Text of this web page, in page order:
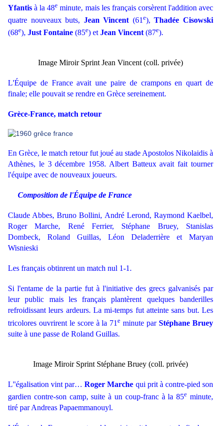
Yfantis à la 48e minute, mais les français corsèrent l'addition avec
quatre nouveaux buts, Jean Vincent (61 e),Thadée Cisowski
(68e), Just Fontaine (85e) etJean Vincent(87e).
Image Miroir Sprint Jean Vincent (coll. privée)
L'Équipe de France avait une paire de crampons en quart de
finale; elle pouvait se rendre en Grèce sereinement.
Grèce-France, match retour
En Grèce, le match retour fut joué au stade Apostolos Nikolaidis à
Athènes, le 3 décembre 1958. Albert Batteux avait fait tourner
l'équipe avec de nouveaux joueurs.
Composition de l'Équipe de France
Claude Abbes, Bruno Bollini, André Lerond, Raymond Kaelbel,
Roger Marche, René Ferrier, Stéphane Bruey, Stanislas
Dombeck, Roland Guillas, Léon Deladerrière et Maryan
Wisnieski
Les français obtinrent un match nul 1-1.
Si l'entame de la partie fut à l'initiative des grecs galvanisés par
leur public mais les français plantèrent quelques banderilles
refroidissant leurs ardeurs. La mi-temps fut atteinte sans but. Les
tricolores ouvrirent le score à la 71e minute parStéphane Bruey
suite à une passe de Roland Guillas.
Image Miroir Sprint Stéphane Bruey (coll. privée)
L''égalisation vint par…Roger Marche qui prit à contre-pied son
gardien contre-son camp, suite à un coup-franc à la 85e minute,
tiré par Andreas Papaemmanouyl.